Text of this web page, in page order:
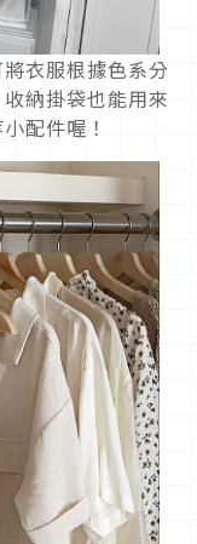
衣服根據色系分
納掛袋也能用來
配件喔！